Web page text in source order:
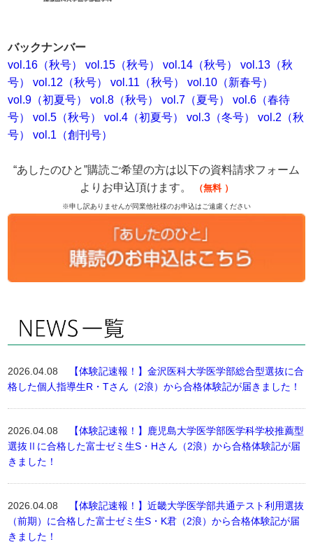
バックナンバー
vol.16（秋号）
vol.15（秋号） vol.14（秋号）
vol.13（秋
号）
vol.12（秋号） vol.11（秋号）
vol.10（新春号）
vol.9（初夏号）
vol.8（秋号） vol.7（夏号）
vol.6（春待
号）
vol.5（秋号） vol.4（初夏号） vol.3（冬号）
vol.2（秋
号）
vol.1（創刊号）
“あしたのひと”購読ご希望の方は以下の資料請求フォーム
よりお申込頂けます。
（無料 ）
※申し訳ありませんが同業他社様のお申込はご遠慮ください
2026.04.08
【体験記速報！】金沢医科大学医学部総合型選抜に合
格した個人指導生R・Tさん（2浪）から合格体験記が届きました！
2026.04.08
【体験記速報！】鹿児島大学医学部医学科学校推薦型
選抜Ⅱに合格した富士ゼミ生S・Hさん（2浪）から合格体験記が届
きました！
2026.04.08
【体験記速報！】近畿大学医学部共通テスト利用選抜
（前期）に合格した富士ゼミ生S・K君（2浪）から合格体験記が届
きました！